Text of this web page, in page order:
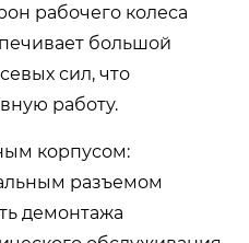
рабочего колеса
большой
сил, что
работу.
корпусом:
разъемом
демонтажа